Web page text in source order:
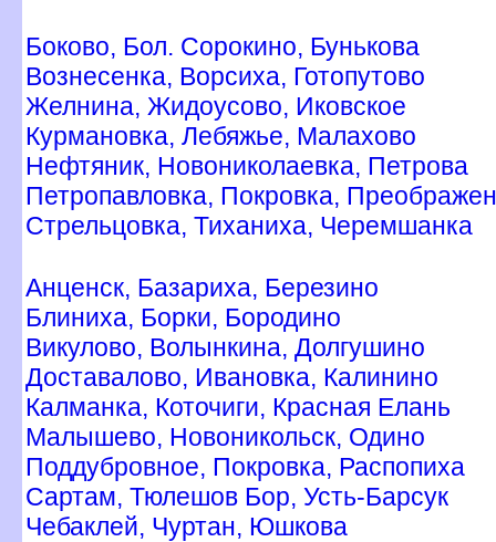
Боково, Бол. Сорокино, Бунькова
ознесенка, Ворсиха, Готопутово
Желнина, Жидоусово, Иковское
Курмановка, Лебяжье, Малахово
Нефтяник, Новониколаевка, Петрова
Петропавловка, Покровка,
Стрельцовка, Тиханиха, Черемшанка
Анценск, Базариха, Березино
Блиниха, Борки, Бородино
икулово, Волынкина, Долгушино
Доставалово, Ивановка, Калинино
Калманка, Коточиги, Красная Елань
Малышево, Новоникольск, Одино
Поддубровное, Покровка, Распопиха
Сартам, Тюлешов Бор, Усть-Барсук
Чебаклей, Чуртан, Юшкова